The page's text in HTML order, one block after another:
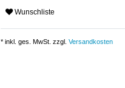
Wunschliste
* inkl. ges. MwSt. zzgl. Versandkosten